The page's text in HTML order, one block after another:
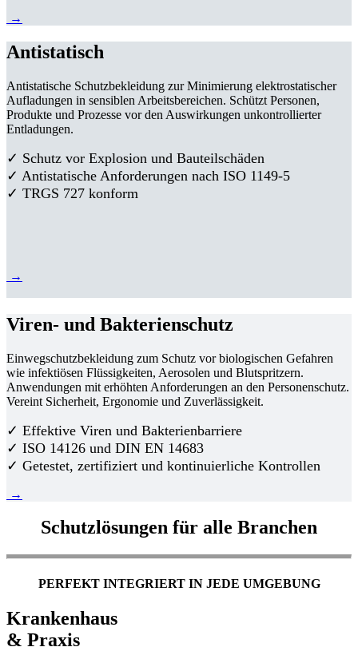
→
Antistatisch
Antistatische Schutzbekleidung zur Minimierung elektrostatischer
Aufladungen in sensiblen Arbeitsbereichen. Schützt Personen,
Produkte und Prozesse vor den Auswirkungen unkontrollierter
Entladungen.
✓ Schutz vor Explosion und Bauteilschäden
✓ Antistatische Anforderungen nach ISO 1149-5
✓ TRGS 727 konform
→
Viren- und Bakterienschutz
Einwegschutzbekleidung zum Schutz vor biologischen Gefahren
wie infektiösen Flüssigkeiten, Aerosolen und Blutspritzern.
Anwendungen mit erhöhten Anforderungen an den Personenschutz.
Vereint Sicherheit, Ergonomie und Zuverlässigkeit.
✓ Effektive Viren und Bakterienbarriere
✓ ISO 14126 und DIN EN 14683
✓ Getestet, zertifiziert und kontinuierliche Kontrollen
→
Schutzlösungen für alle Branchen
PERFEKT INTEGRIERT IN JEDE UMGEBUNG
Krankenhaus
& Praxis